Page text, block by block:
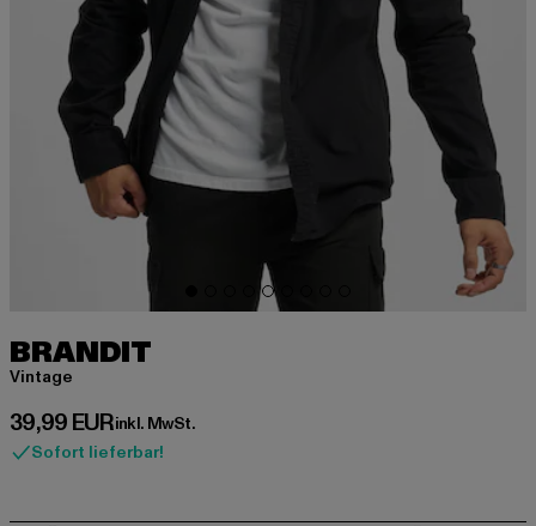
BRANDIT
Vintage
39,99 EUR
Derzeitiger Preis: 39,99 EUR
inkl. MwSt.
Sofort lieferbar!